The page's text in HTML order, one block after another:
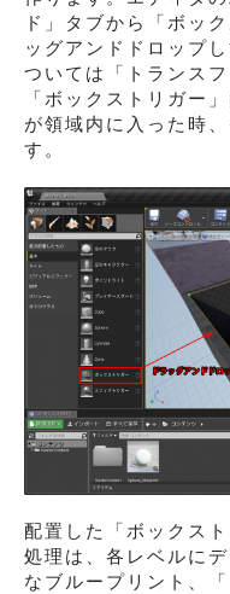
ド」タブから「ボッ
ッグアンドドロップ
ついては「トランス
「ボックストリガー
が領域内に入った時
す。
配置した「ボックス
処理は、各レベルに
なブループリント、